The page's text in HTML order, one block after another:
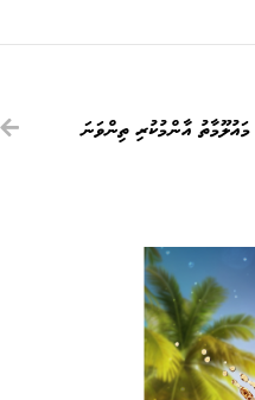
އާންމުކުރި ތިންވަނަ